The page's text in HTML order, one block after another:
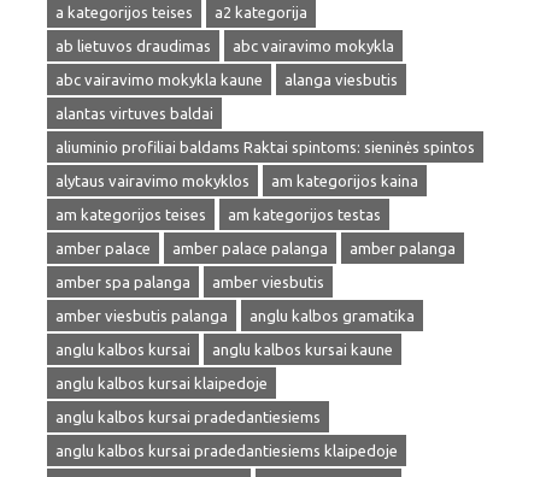
a kategorijos teises
a2 kategorija
ab lietuvos draudimas
abc vairavimo mokykla
abc vairavimo mokykla kaune
alanga viesbutis
alantas virtuves baldai
aliuminio profiliai baldams Raktai spintoms: sieninės spintos
alytaus vairavimo mokyklos
am kategorijos kaina
am kategorijos teises
am kategorijos testas
amber palace
amber palace palanga
amber palanga
amber spa palanga
amber viesbutis
amber viesbutis palanga
anglu kalbos gramatika
anglu kalbos kursai
anglu kalbos kursai kaune
anglu kalbos kursai klaipedoje
anglu kalbos kursai pradedantiesiems
anglu kalbos kursai pradedantiesiems klaipedoje